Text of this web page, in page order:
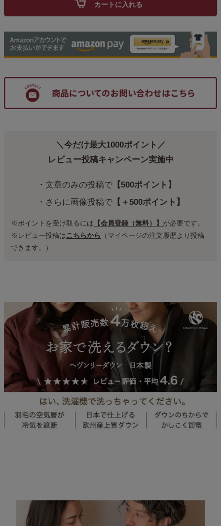
カートに入れる
＼今だけ最大1000ポイント／
レビュー投稿キャンペーン実施中
・文章のみの投稿で【500ポイント】
・さらに画像投稿で【＋500ポイント】
※ポイントを受け取るには 【会員登録（無料）】 が必要です。
※レビュー投稿はこちらから （マイページの注文履歴より投稿
できます。）